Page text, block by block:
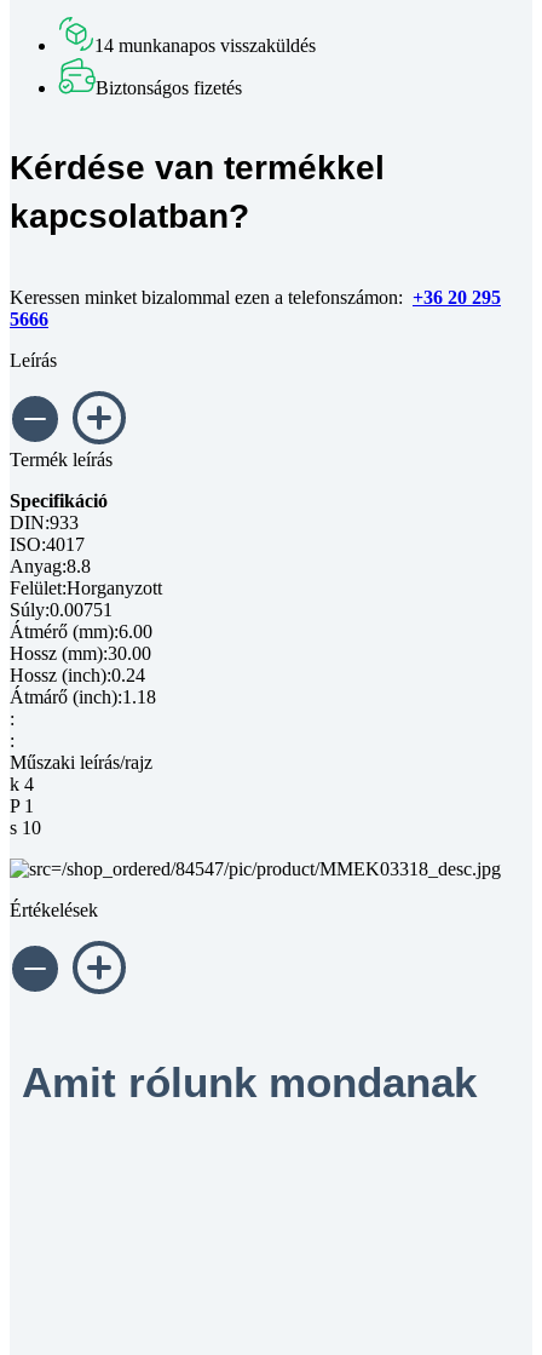
horganyzott
M6x30
mennyiség
14 munkanapos visszaküldés
Biztonságos fizetés
Kérdése van termékkel
kapcsolatban?
Keressen minket bizalommal ezen a telefonszámon: +36 20 295
5666
Leírás
Termék leírás
Specifikáció
DIN:933
ISO:4017
Anyag:8.8
Felület:Horganyzott
Súly:0.00751
Átmérő (mm):6.00
Hossz (mm):30.00
Hossz (inch):0.24
Átmárő (inch):1.18
:
:
Műszaki leírás/rajz
k 4
P 1
s 10
Értékelések
Amit rólunk mondanak